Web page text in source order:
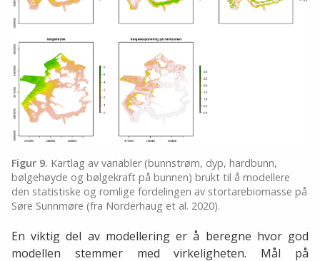
Figur 9. Kartlag av variabler (bunnstrøm, dyp, hardbunn,
bølgehøyde og bølgekraft på bunnen) brukt til å modellere
den statistiske og romlige fordelingen av stortarebiomasse på
Søre Sunnmøre (fra Norderhaug et al. 2020).
En viktig del av modellering er å beregne hvor god
modellen stemmer med virkeligheten. Mål på